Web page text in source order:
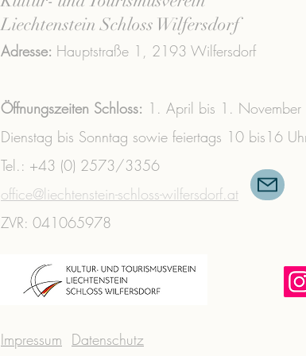
Liechtenstein Schloss Wilfersdorf
Adresse: Hauptstraße 1, 2193 Wilfersdorf
Öffnungszeiten Schloss: 1. April bis 1. November
Dienstag bis Sonntag sowie feiertags 10 bis16
Tel.: +43 (0) 2573/3356 ​
office@liechtenstein-schloss-wilfersdorf.at
ZVR: 041065978
Impressum Datenschutz